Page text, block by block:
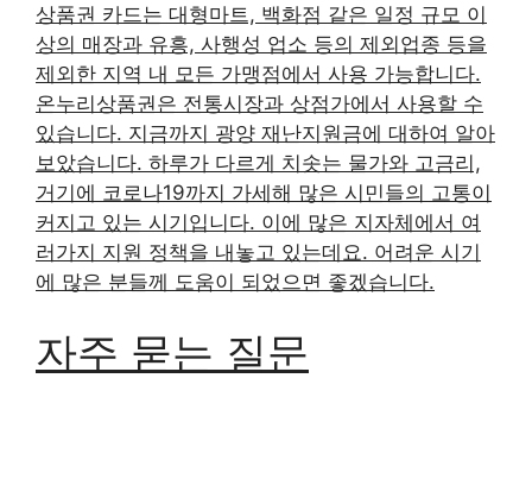
상품권 카드는 대형마트, 백화점 같은 일정 규모 이
상의 매장과 유흥, 사행성 업소 등의 제외업종 등을
제외한 지역 내 모든 가맹점에서 사용 가능합니다.
온누리상품권은 전통시장과 상점가에서 사용할 수
있습니다. 지금까지 광양 재난지원금에 대하여 알아
보았습니다. 하루가 다르게 치솟는 물가와 고금리,
거기에 코로나19까지 가세해 많은 시민들의 고통이
커지고 있는 시기입니다. 이에 많은 지자체에서 여
러가지 지원 정책을 내놓고 있는데요. 어려운 시기
에 많은 분들께 도움이 되었으면 좋겠습니다.
자주 묻는 질문